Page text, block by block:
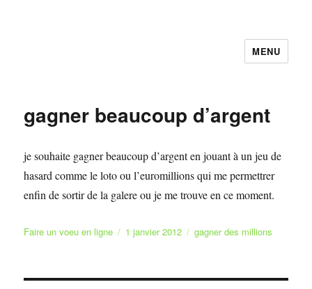
Faire et Ecrire un voeu gratuitement
MENU
gagner beaucoup d’argent
je souhaite gagner beaucoup d’argent en jouant à un jeu de
hasard comme le loto ou l’euromillions qui me permettrer
enfin de sortir de la galere ou je me trouve en ce moment.
Auteur
Faire un voeu en ligne
Publié
1 janvier 2012 Catégories
gagner des millions